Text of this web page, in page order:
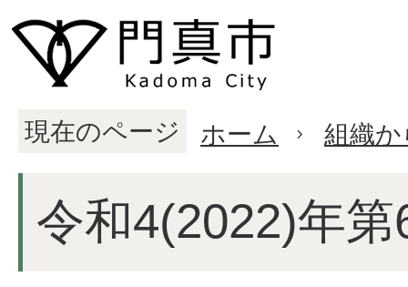
現在のページ ホーム 組織
令和4(2022)年